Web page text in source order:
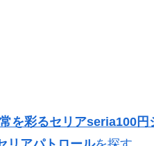
を彩るセリアseria100